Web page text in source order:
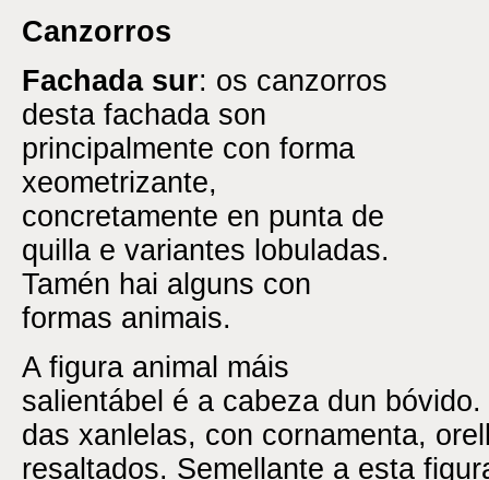
Canzorros
Fachada sur: os canzorros
desta fachada son
principalmente con forma
xeometrizante,
concretamente en punta de
quilla e variantes lobuladas.
Tamén hai alguns con
formas animais.
A figura animal máis
salientábel é a cabeza dun
das xanlelas, con cornamenta,
resaltados. Semellante a esta